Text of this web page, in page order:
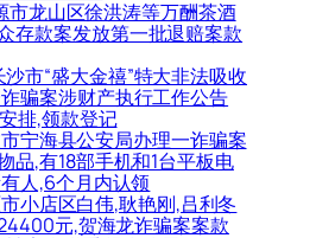
市龙山区徐洪涛等万酬茶酒
存款案发放第一批退赔案款
沙市“盛大金禧”特大非法吸收
骗案涉财产执行工作公告
排,领款登记
宁海县公安局办理一诈骗案
品,有18部手机和1台平板电
人,6个月内认领
小店区白伟,耿艳刚,吕利冬
元,贺海龙诈骗案案款